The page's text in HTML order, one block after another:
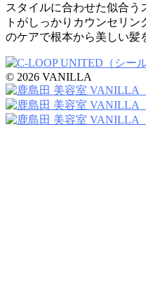
スタイルに合わせた似合う
トがしっかりカウンセリ
のケアで根本から美しい髪
© 2026 VANILLA